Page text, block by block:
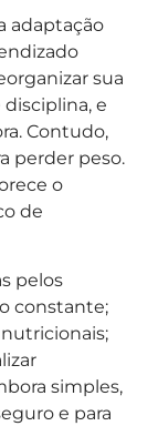
adaptação
sua
e
Contudo,
perder peso.
o
de
pelos
constante;
simples,
e para